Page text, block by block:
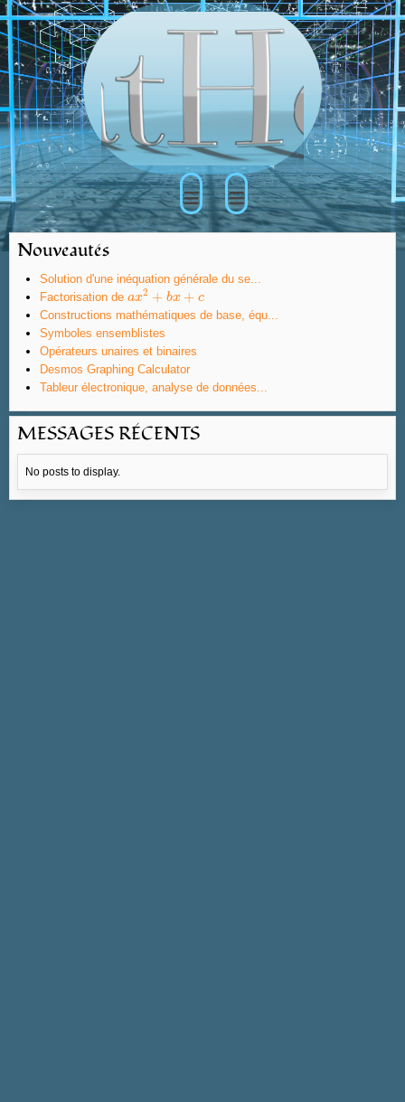
≡ ≡
Nouveautés
Solution d'une inéquation générale du se...
Factorisation de ax2 + bx + c
ax2+bx +c
Constructions mathématiques de base, équ...
Symboles ensemblistes
Opérateurs unaires et binaires
Desmos Graphing Calculator
Tableur électronique, analyse de données...
MESSAGES RÉCENTS
No posts to display.